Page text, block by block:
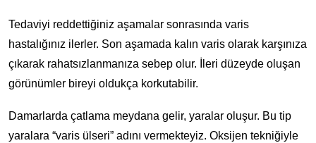
Tedaviyi reddettiğiniz aşamalar sonrasında varis
hastalığınız ilerler. Son aşamada kalın varis olarak karşınıza
çıkarak rahatsızlanmanıza sebep olur. İleri düzeyde oluşan
görünümler bireyi oldukça korkutabilir.
Damarlarda çatlama meydana gelir, yaralar oluşur. Bu tip
yaralara “varis ülseri” adını vermekteyiz. Oksijen tekniğiyle